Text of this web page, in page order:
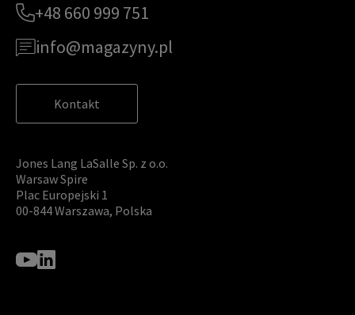
+48 660 999 751
info@magazyny.pl
Kontakt
Jones Lang LaSalle Sp. z o.o.
Warsaw Spire
Plac Europejski 1
00-844 Warszawa, Polska